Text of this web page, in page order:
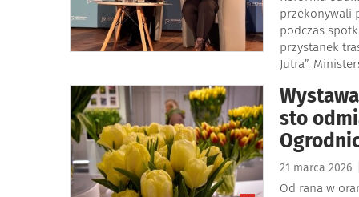
przekonywali
podczas
przystanek
Jutra”.
sto
21 marca 2026
Od rana w